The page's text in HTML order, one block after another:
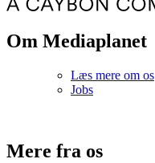
Om Mediaplanet
Læs mere om os
Jobs
Mere fra os